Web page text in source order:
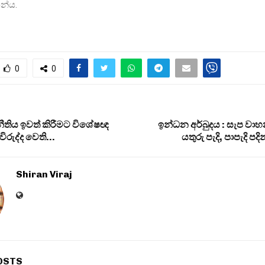
0 0
ඉවත් කිරීමට විශේෂඥ
වෙති…
ඉන්ධන අර්බුදය : සැප
යතුරු පැදි, පාපැදි
Shiran Viraj